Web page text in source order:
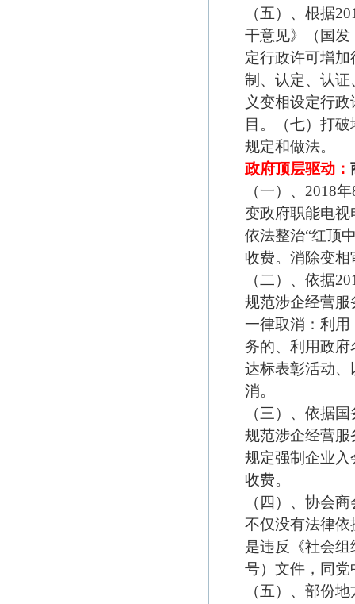
（五）、根据
干意见》（国发
定行政许可增
制、认定、认
义变相设定行
目。（七）打
规定和做法。
政府顶层驱动：
（一）、2018
变政府职能电
依法整治“红顶
收费。消除变相
（二）、依据
规范涉企经营
一律取消：利
务的、利用政
达标表彰活动
消。
（三）、依据
规范涉企经营
规定强制企业
收费。
（四）、协会
不仅没有法律
是违反《社会
号）文件，同
（五）、部份